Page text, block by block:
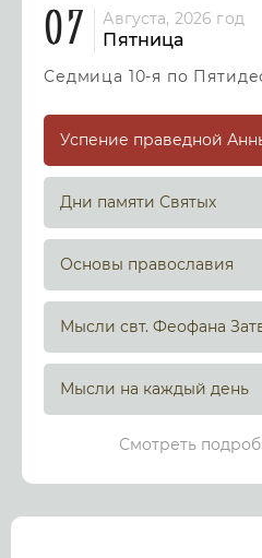
07 Августа, 2026 год
Пятница
Дни памяти Святых
Основы православия
Мысли свт. Феофана
Мысли на каждый день
Смотреть